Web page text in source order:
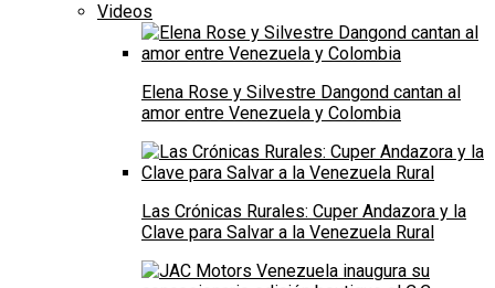
Videos
Elena Rose y Silvestre Dangond cantan al
amor entre Venezuela y Colombia
Las Crónicas Rurales: Cuper Andazora y la
Clave para Salvar a la Venezuela Rural